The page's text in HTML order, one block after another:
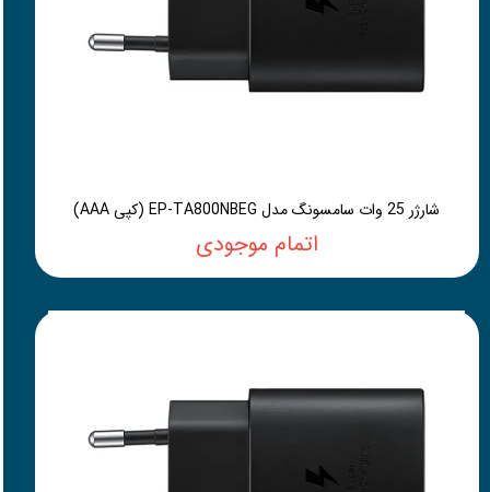
شارژر 25 وات سامسونگ مدل EP-TA800NBEG (کپی AAA)
اتمام موجودی